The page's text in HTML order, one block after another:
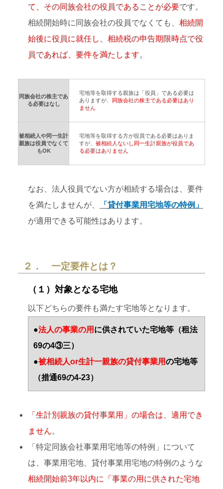
て、その同族会社の役員であることが必要です。
相続開始時に同族会社の役員でなくても、 相続開
始後に役員に就任し、相続税の申告期限時点で役
員であれば、要件を満たします。
同族会社の株主であ
る必要はなし
宅地等を取得する親族は「役員」である必要は
ありますが、 同族会社の株主である必要はあり
ません
被相続人や同一生計
親族は役員でなくて
もOK
宅地等を取得する方が役員である必要はありま
すが、 被相続人ないし同一生計親族が役員であ
る必要はありません
なお、法人役員でない方が相続する場合は、要件
を満たしませんが、
「貸付事業用宅地等の特例」
が適用できる可能性はあります。
２． 一定要件とは？
（１）対象となる宅地
以下どちらの要件も満たす宅地等となります。
●法人の事業の用 に供されていた宅地等（租法
69の4③三）
●被相続人or生計一親族の貸付事業用の宅地等
（措通69の4-23）
「生計別親族の貸付事業用」の場合は、適用でき
ません。
「特定同族会社事業用宅地等の特例」について
は、事業用宅地、貸付事業用宅地の特例のような
相続開始前3年以内に「事業の用に供された宅地